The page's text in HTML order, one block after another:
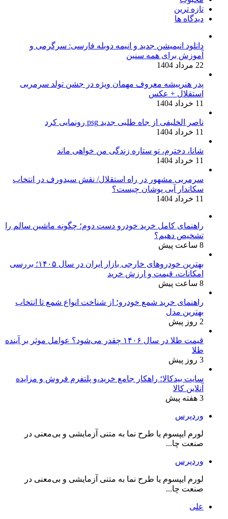
تازه ترین
دیدگاه ها
دانلود انیمیشن جدید و انیمه دوبله فارسی: سرگرمی و
آموزش برای همه سنین
22 مرداد 1404
پدر هنرپیشه معروف مهمان ویژه در جشن تولد سرمربی
استقلال + عکس
11 خرداد 1404
ناصر الخلیفی از جاه طلبی جدید psg رونمایی کرد
11 خرداد 1404
شانا، دخترم، تو ستاره زندگی من خواهی ماند
11 خرداد 1404
سرمربی مشهور در راه استقلال/ نقش سیدورف در انتخاب
سکاندار آبی پوشان چیست؟
11 خرداد 1404
راهنمای کامل خرید خودرو دست دوم؛ چگونه ماشین سالم را
تشخیص دهیم؟
8 ساعت پیش
بهترین خودروهای خارجی بازار ایران در سال ۱۴۰۵؛ بررسی
امکانات، قیمت و ارزش خرید
8 ساعت پیش
راهنمای خرید شمع خودرو؛ از شناخت انواع شمع تا انتخاب
بهترین مدل
2 روز پیش
قیمت طلا در سال ۱۴۰۶ چقدر می‌شود؟ عوامل موثر بر آینده
طلا
3 روز پیش
سایت بیدکالا؛ راهکار جامع خرید،و پلتفرم فروش و مزایده
آنلاین کالا
3 هفته پیش
وردپرس
لورم ایپسوم یا طرح‌ نما به متنی آزمایشی و بی‌معنی در
صنعت چا...
وردپرس
لورم ایپسوم یا طرح‌ نما به متنی آزمایشی و بی‌معنی در
صنعت چا...
علی